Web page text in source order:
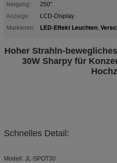
Neigung:
250°
Anzeige:
LCD-Display
Markieren:
LED-Effekt Leuchten,
Hoher Strahln-
30W Sharpy für
Schnelles Detail:
Modell: JL-SPOT30